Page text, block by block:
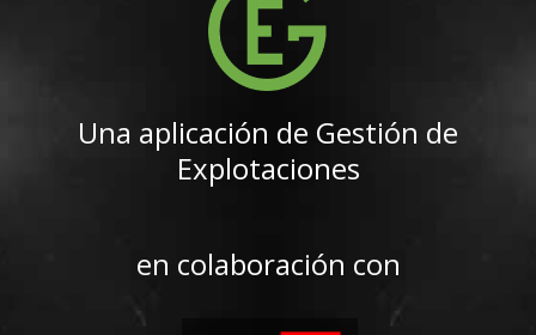
Una aplicación de Gestión de
Explotaciones
en colaboración con